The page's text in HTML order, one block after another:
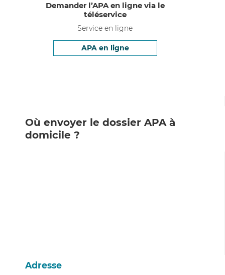
Demander l’APA en ligne via le
téléservice
Service en ligne
APA en ligne
Où envoyer le dossier APA à
domicile ?
Adresse